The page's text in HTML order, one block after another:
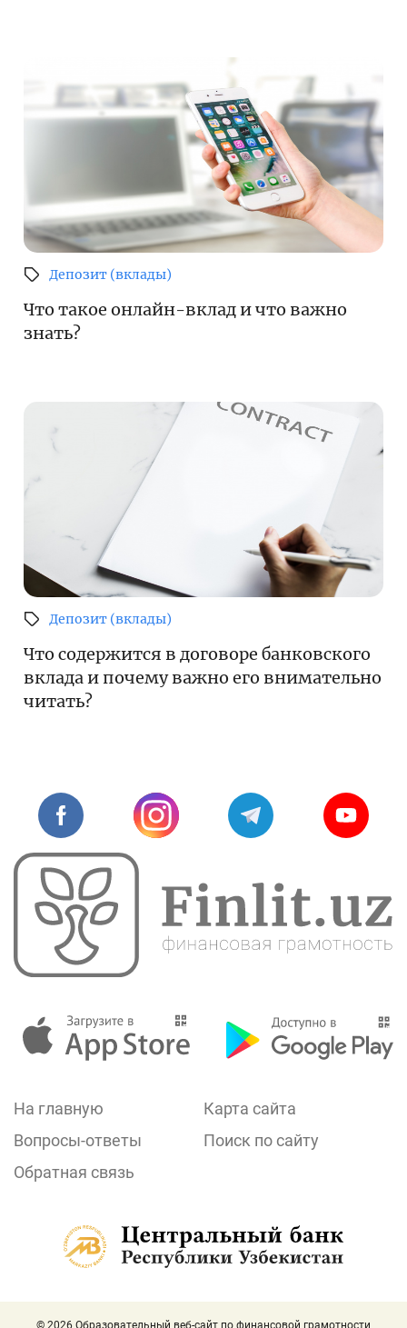
Депозит (вклады)
Что такое онлайн-вклад и что важно
знать?
Депозит (вклады)
Что содержится в договоре банковского
вклада и почему важно его внимательно
читать?
На главную
Карта сайта
Вопросы-ответы
Поиск по сайту
Обратная связь
© 2026 Образовательный веб-сайт по финансовой грамотности